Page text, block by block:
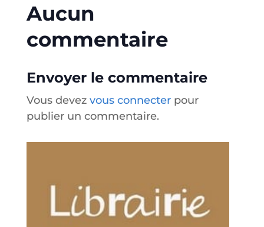
Aucun
commentaire
Envoyer le commentaire
Vous devez vous connecterpour
publier un commentaire.